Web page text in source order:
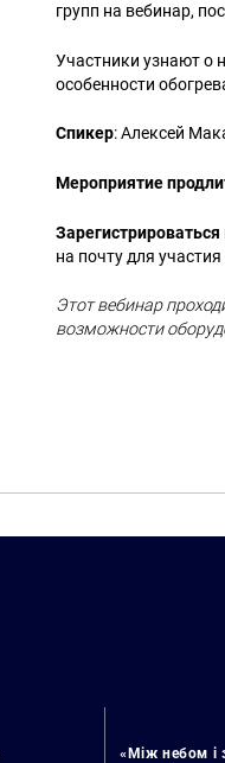
групп на вебинар,
Участники узнают о
особенности
Спикер: Алексей
Мероприятие
Зарегистрироваться
на почту для
Этот вебинар
возможности
«Між небом і